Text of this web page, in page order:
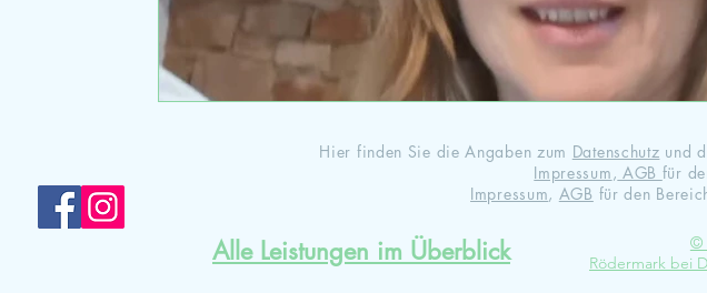
Hier finden Sie die Angaben zum Datenschutz und
Impressum , AGB für
Impressum, AGB für den
Alle Leistungen im Überblick ©
Rödermark bei